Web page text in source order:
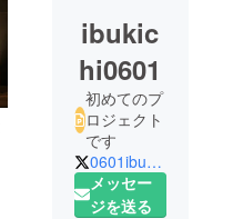
ibukic
hi0601
初めてのプ
ロジェクト
です
0601ibukichi
メッセー
ジを送る